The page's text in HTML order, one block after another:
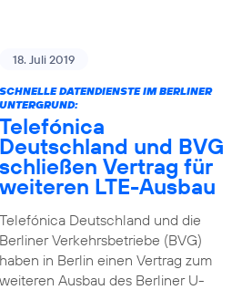
18. Juli 2019
SCHNELLE DATENDIENSTE IM BERLINER
UNTERGRUND:
Telefónica
Deutschland und BVG
schließen Vertrag für
weiteren LTE-Ausbau
Telefónica Deutschland und die
Berliner Verkehrsbetriebe (BVG)
haben in Berlin einen Vertrag zum
weiteren Ausbau des Berliner U-